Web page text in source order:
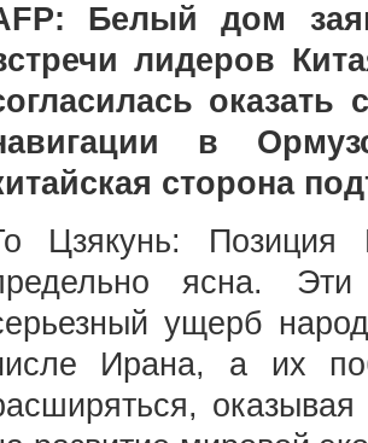
Белый дом
лидеров
оказать
в
сторона
Цзякунь:
ясна.
ущерб
Ирана, а их
оказывая